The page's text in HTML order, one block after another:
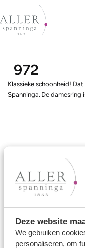
Deze website
We gebruiken
personaliseren, om
972
Klassieke schoonheid!
Spanninga. De damesring
Ons aanbod
Trouwringen
Memoireringen
Verlovingsringen
Vriendschapsringen